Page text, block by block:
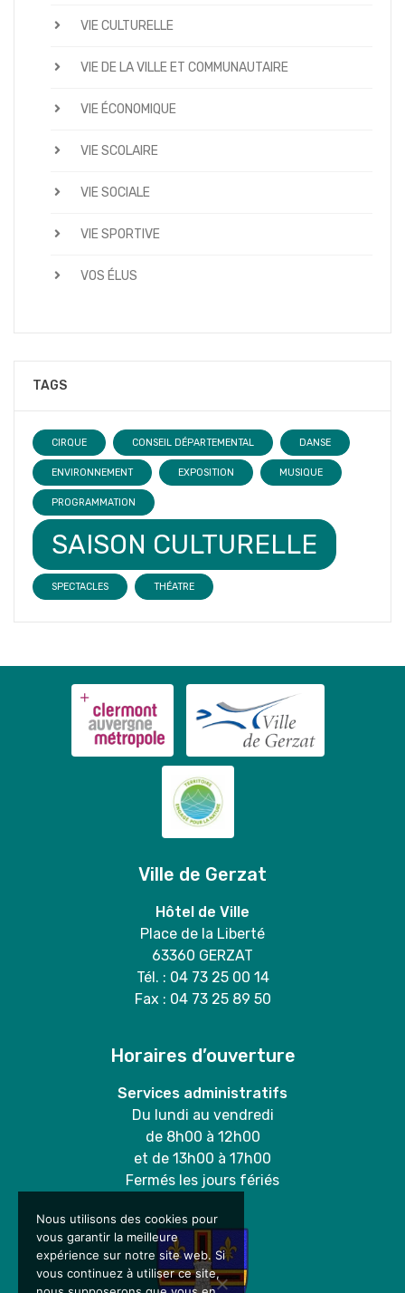
VIE CULTURELLE
VIE DE LA VILLE ET COMMUNAUTAIRE
VIE ÉCONOMIQUE
VIE SCOLAIRE
VIE SOCIALE
VIE SPORTIVE
VOS ÉLUS
TAGS
CIRQUE CONSEIL DÉPARTEMENTAL DANSE
ENVIRONNEMENT EXPOSITION MUSIQUE
PROGRAMMATION
SAISON CULTURELLE
SPECTACLES THÉATRE
Ville de Gerzat
Hôtel de Ville
Place de la Liberté
63360 GERZAT
Tél. : 04 73 25 00 14
Fax : 04 73 25 89 50
Horaires d’ouverture
Services administratifs
Du lundi au vendredi
de 8h00 à 12h00
et de 13h00 à 17h00
Fermés les jours fériés
Nous utilisons des cookies pour
vous garantir la meilleure
expérience sur notre site web. Si
vous continuez à utiliser ce site,